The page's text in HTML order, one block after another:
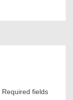
Required fields